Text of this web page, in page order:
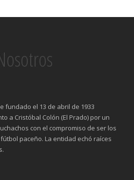
fundado el 13 de abril de 1933
a Cristóbal Colón (El Prado) por un
con el compromiso de ser los
paceño. La entidad echó raíces